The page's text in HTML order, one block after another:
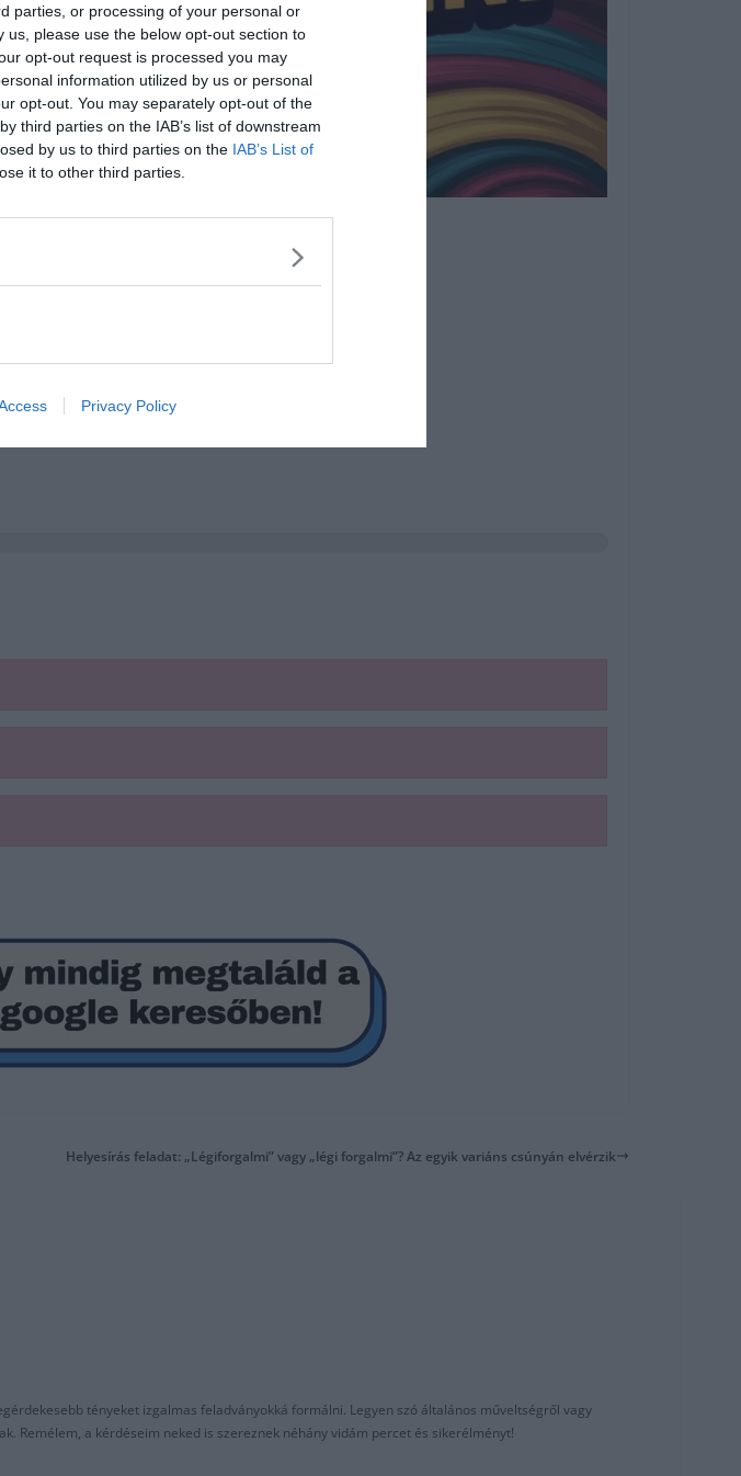
parties, or processing of your personal or
please use the below opt-out section to
opt-out request is processed you may
information utilized by us or personal
opt-out. You may separately opt-out of the
third parties on the IAB’s list of downstream
by us to third parties on the IAB’s List of
it to other third parties.
Privacy Policy
Helyesírás feladat: „Légiforgalmi” vagy „légi forgalmi”? Az egyik variáns csúnyán elvérzik
tényeket izgalmas feladványokká formálni. Legyen szó általános műveltségről vagy
Remélem, a kérdéseim neked is szereznek néhány vidám percet és sikerélményt!